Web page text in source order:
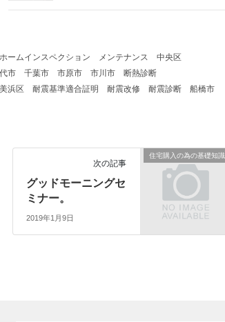
ホームインスペクション メンテナンス
中央区
市 千葉市 市原市 市川市
断熱診断
美浜区 耐震基準適合証明 耐震改修 耐震診断
船橋市
住宅購入の為の基礎知識
次の記事
グッドモーニングセ
ミナー。
2019年1月9日